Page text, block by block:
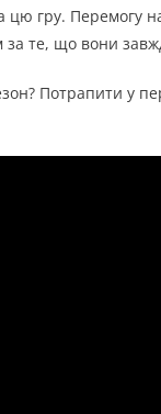
цю гру. Перемогу
за те, що вони
Потрапити у